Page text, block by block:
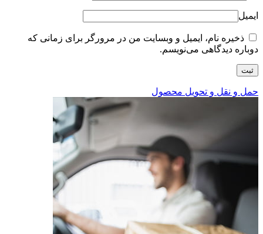
ایمیل
ذخیره نام، ایمیل و وبسایت من در مرورگر برای زمانی که
دوباره دیدگاهی می‌نویسم.
حمل و نقل و تحویل محصول